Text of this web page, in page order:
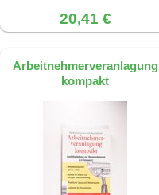
20,41 €
Arbeitnehmerveranlagung
kompakt